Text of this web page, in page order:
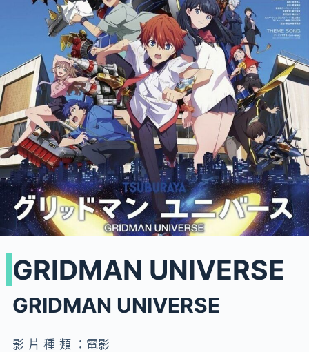
GRIDMAN UNIVERSE
GRIDMAN UNIVERSE
影片種類： 電影